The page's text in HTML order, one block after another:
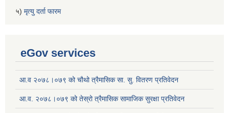
५) मृत्यु दर्ता फारम
eGov services
आ.व २०७८।०७९ को चौथो त्रैमासिक सा. सु. वितरण प्रतिवेदन
आ.व. २०७८।०७९ को तेस्रो त्रैमासिक सामाजिक सुरक्षा प्रतिवेदन